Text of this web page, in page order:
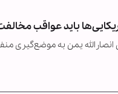
باید عواقب
یمن به موضع‌گیری